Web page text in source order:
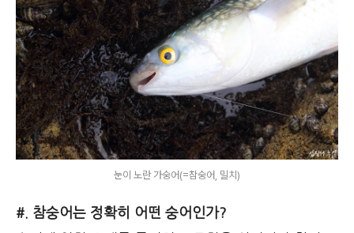
눈이 노란 가숭어(=참숭어, 밀치)
#. 참숭어는 정확히 어떤 숭어인가?